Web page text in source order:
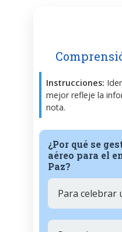
Instrucciones:
mejor refleje la
nota.
¿Por qué se
aéreo para el
Paz?
Para celebrar